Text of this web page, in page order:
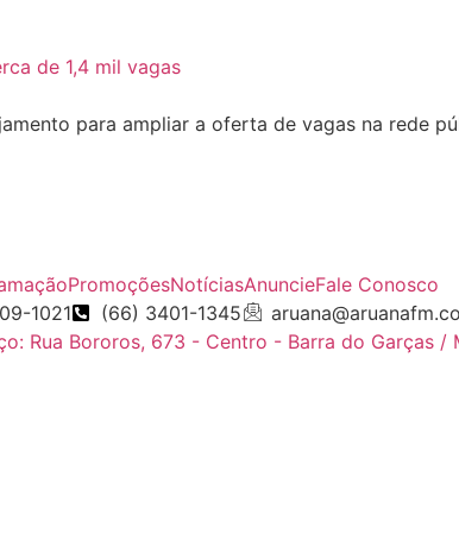
para ampliar a oferta de vagas na rede
PromoçõesNotíciasAnuncieFale Conosco
1021
(66) 3401-1345
Rua Bororos, 673 - Centro - Barra do Garças /